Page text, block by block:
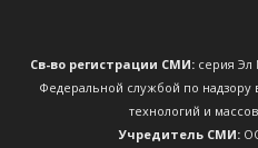
Св-во регистрации СМИ:серия Эл
Федеральной службой по
технологий и
Учредитель СМИ: